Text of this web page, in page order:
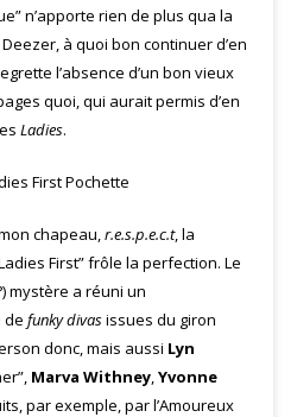
n’apporte rien de plus qua la
à quoi bon continuer d’en
l’absence d’un bon vieux
quoi, qui aurait permis d’en
Ladies.
chapeau,r.e.s.p.e.c.t, la
First” frôle la perfection. Le
mystère a réuni un
de funky divasissues du giron
donc, mais aussi Lyn
Marva Withney,Yvonne
par exemple, par l’Amoureux